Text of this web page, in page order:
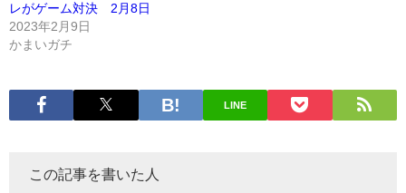
レがゲーム対決 2月8日
2023年2月9日
かまいガチ
LINE
この記事を書いた人